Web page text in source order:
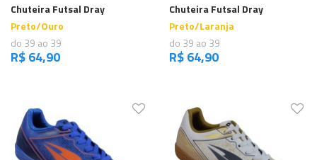
Chuteira Futsal Dray
Preto/Ouro
do 39 ao 39
R$ 64,90
Chuteira Futsal Dray
Preto/Laranja
do 39 ao 39
R$ 64,90